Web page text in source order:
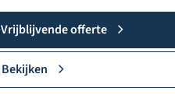
Vrijblijvende offerte
Bekijken